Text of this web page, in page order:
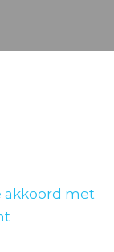
akkoord met